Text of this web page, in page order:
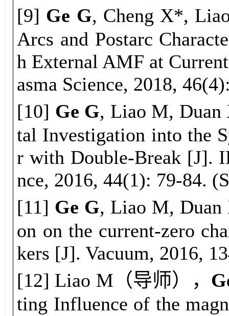
[9] Ge G, Cheng X*,
Arcs and Postarc
h External AMF at
asma Science, 2018,
[10] Ge G, Liao M,
tal Investigation into the
r with Double-Break [J].
nce, 2016, 44(1): 79-84.
[11] Ge G, Liao M,
on on the current-zero
kers [J]. Vacuum, 2016,
[12] Liao M（导师），
ting Influence of the